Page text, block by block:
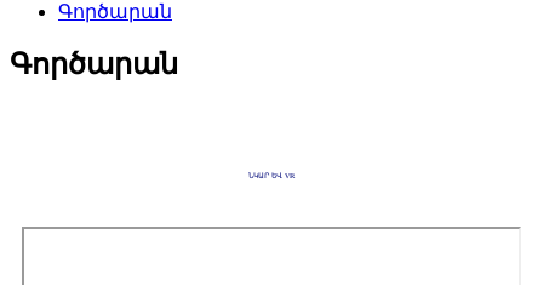
Գործարան
Գործարան
ՆԿԱՐ ԵՎ VR